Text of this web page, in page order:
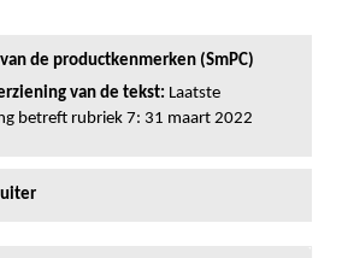
de productkenmerken (SmPC)
van de tekst: Laatste
betreft rubriek 7: 31 maart 2022